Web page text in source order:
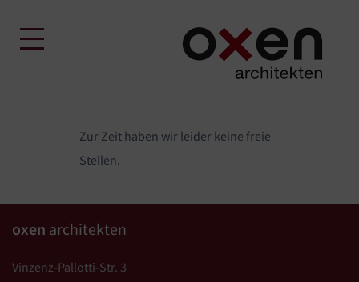
Zur Zeit haben wir leider keine freie
Stellen.
oxen architekten
Vinzenz-Pallotti-Str. 3